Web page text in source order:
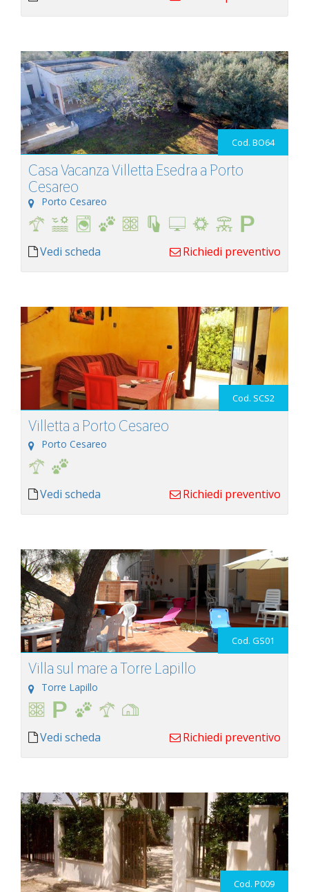
Cod. BO64
Casa Vacanza Villetta Esedra a Porto
Cesareo
Porto Cesareo
Vedi scheda Richiedi preventivo
Cod. SCS2
Villetta a Porto Cesareo
Porto Cesareo
Vedi scheda Richiedi preventivo
Cod. GS01
Villa sul mare a Torre Lapillo
Torre Lapillo
Vedi scheda Richiedi preventivo
Cod. P009